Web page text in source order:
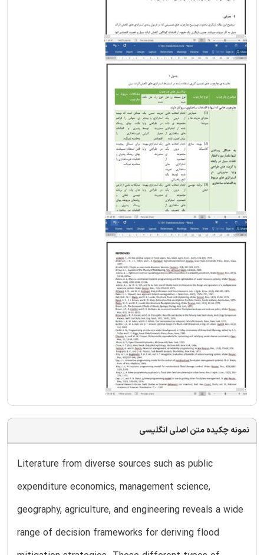
نمونه چکیده متن اصلی انگلیسی
Literature from diverse sources such as public
expenditure economics, management science,
geography, agriculture, and engineering reveals a wide
range of decision frameworks for deriving flood